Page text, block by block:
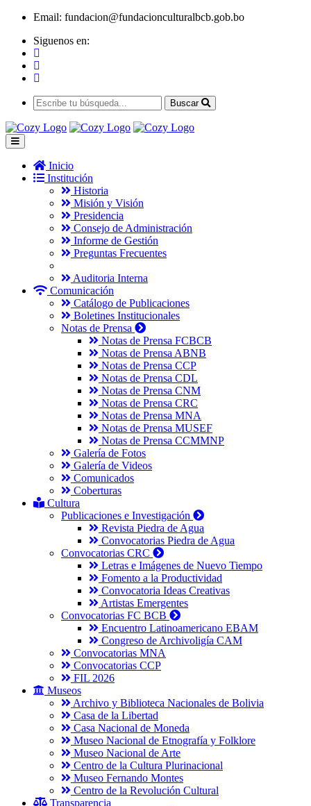
Email: fundacion@fundacionculturalbcb.gob.bo
Siguenos en:
Buscar
Inicio
Institución
Historia
Misión y Visión
Presidencia
Consejo de Administración
Informe de Gestión
Preguntas Frecuentes
Auditoria Interna
Comunicación
Catálogo de Publicaciones
Boletines Institucionales
Notas de Prensa
Notas de Prensa FCBCB
Notas de Prensa ABNB
Notas de Prensa CCP
Notas de Prensa CDL
Notas de Prensa CNM
Notas de Prensa CRC
Notas de Prensa MNA
Notas de Prensa MUSEF
Notas de Prensa CCMMNP
Galería de Fotos
Galería de Videos
Comunicados
Coberturas
Cultura
Publicaciones e Investigación
Revista Piedra de Agua
Convocatorias Piedra de Agua
Convocatorias CRC
Letras e Imágenes de Nuevo Tiempo
Fomento a la Productividad
Convocatoria Ideas Creativas
Artistas Emergentes
Convocatorias FC BCB
Encuentro Latinoamericano EBAM
Congreso de Archivoligía CAM
Convocatorias MNA
Convocatorias CCP
FIL 2026
Museos
Archivo y Biblioteca Nacionales de Bolivia
Casa de la Libertad
Casa Nacional de Moneda
Museo Nacional de Etnografía y Folklore
Museo Nacional de Arte
Centro de la Cultura Plurinacional
Museo Fernando Montes
Centro de la Revolución Cultural
Transparencia